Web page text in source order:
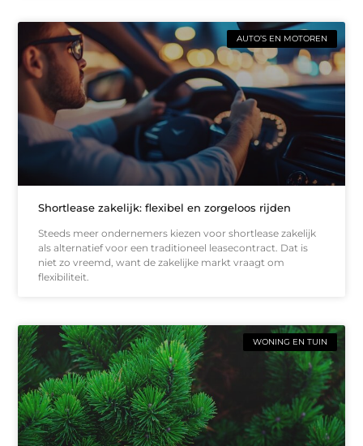
AUTO’S EN MOTOREN
Shortlease zakelijk: flexibel en zorgeloos rijden
Steeds meer ondernemers kiezen voor shortlease zakelijk
als alternatief voor een traditioneel leasecontract. Dat is
niet zo vreemd, want de zakelijke markt vraagt om
flexibiliteit.
WONING EN TUIN